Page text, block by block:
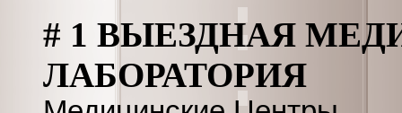
# 1 ВЫЕЗДНАЯ
ЛАБОРАТОРИЯ